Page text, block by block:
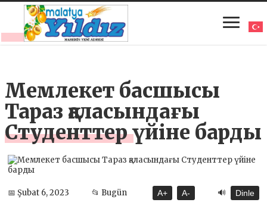
Мемлекет басшысы
Тараз қаласындағы
Студенттер үйіне барды
📅 Şubat 6, 2023 📂 Bugün A+ A- 🔊 Dinle